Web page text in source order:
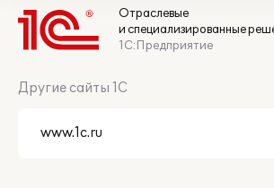
Отраслевые
и специализированные
1С:Предприятие
Другие сайты 1С